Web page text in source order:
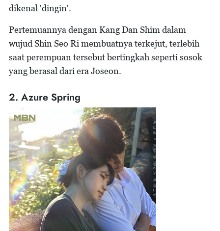
dikenal 'dingin'.
Pertemuannya dengan Kang Dan Shim dalam
wujud Shin Seo Ri membuatnya terkejut, terlebih
saat perempuan tersebut bertingkah seperti sosok
yang berasal dari era Joseon.
2. Azure Spring